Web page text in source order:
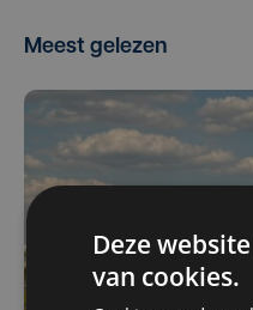
Meest gelezen
Deze
van cookies.